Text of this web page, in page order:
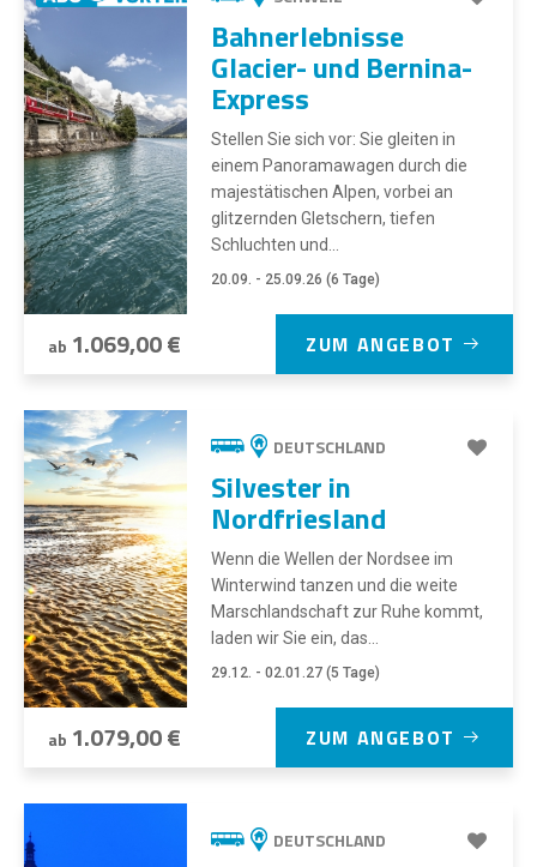
Bahnerlebnisse
Glacier- und Bernina-
Express
Stellen Sie sich vor: Sie gleiten in
einem Panoramawagen durch die
majestätischen Alpen, vorbei an
glitzernden Gletschern, tiefen
Schluchten und...
20.09. - 25.09.26 (6 Tage)
ab 1.069,00 € ZUM ANGEBOT
DEUTSCHLAND
Silvester in
Nordfriesland
Wenn die Wellen der Nordsee im
Winterwind tanzen und die weite
Marschlandschaft zur Ruhe kommt,
laden wir Sie ein, das...
29.12. - 02.01.27 (5 Tage)
ab 1.079,00 € ZUM ANGEBOT
DEUTSCHLAND